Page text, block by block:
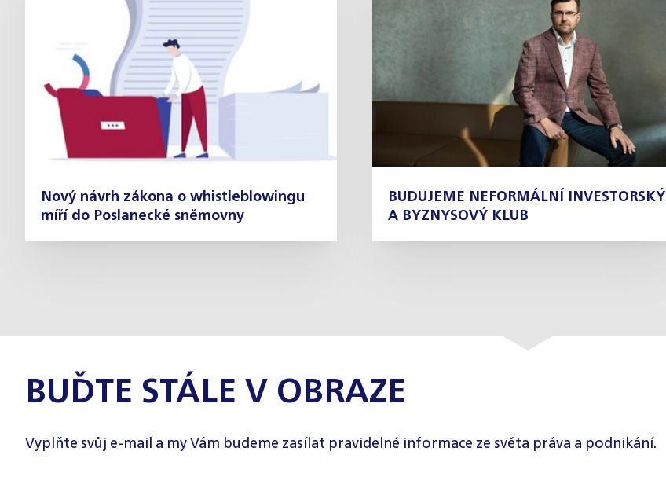
Nový návrh zákona o whistleblowingu
míří do Poslanecké sněmovny
BUDUJEME NEFORMÁLNÍ INVESTORSKÝ
A BYZNYSOVÝ KLUB
BUĎTE STÁLE V OBRAZE
Vyplňte svůj e-mail a my Vám budeme zasílat pravidelné informace ze světa práva a podnikání.